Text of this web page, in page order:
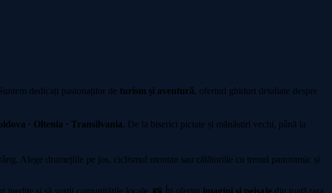
dedicați pasionaților de turism și aventură, oferind ghiduri detaliate despre
· Oltenia · Transilvania. De la biserici pictate și mănăstiri vechi, până la
Alege drumețiile pe jos, ciclismul montan sau călătoriile cu trenul panoramic și
inedite și să susții comunitățile locale. 📸 Îți oferim imagini și peisaje din toată țara